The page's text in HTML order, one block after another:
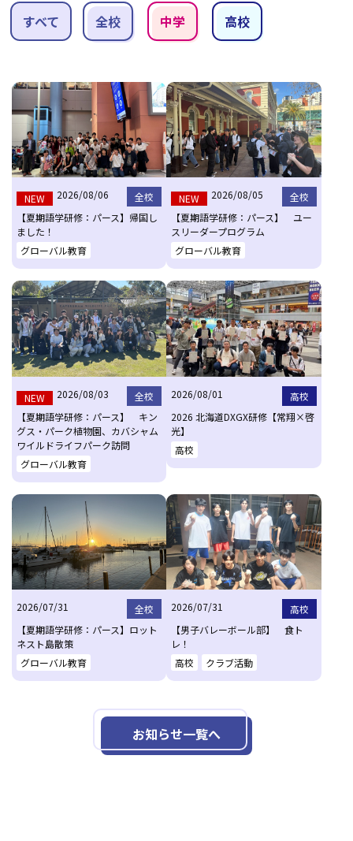
すべて 全校 中学 高校
NEW 2026/08/06
全校
【夏期語学研修：パース】帰国し
ました！
グローバル教育
NEW 2026/08/05
全校
【夏期語学研修：パース】 ユー
スリーダープログラム
グローバル教育
NEW 2026/08/03
全校
【夏期語学研修：パース】 キン
グス・パーク植物園、カバシャム
ワイルドライフパーク訪問
グローバル教育
2026/08/01
高校
2026 北海道DXGX研修【常翔×啓
光】
高校
2026/07/31
全校
【夏期語学研修：パース】ロット
ネスト島散策
グローバル教育
2026/07/31
高校
【男子バレーボール部】 食ト
レ！
高校
クラブ活動
お知らせ一覧へ